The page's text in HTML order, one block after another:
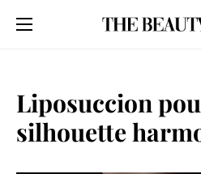
Liposuccion
silhouette